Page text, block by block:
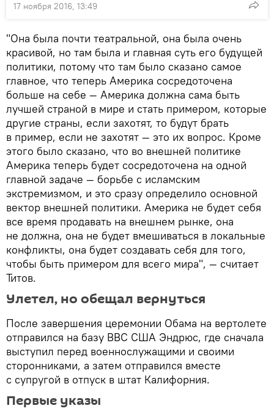
17 ноября 2016, 13:49
"Она была почти театральной, она была очень
красивой, но там была и главная суть его будущей
политики, потому что там было сказано самое
главное, что теперь Америка сосредоточена
больше на себе — Америка должна сама быть
лучшей страной в мире и стать примером, которые
другие страны, если захотят, то будут брать
в пример, если не захотят — это их вопрос. Кроме
этого было сказано, что во внешней политике
Америка теперь будет сосредоточена на одной
главной задаче — борьбе с исламским
экстремизмом, и это сразу определило основной
вектор внешней политики. Америка не будет себя
все время продавать на внешнем рынке, она
не должна, она не будет вмешиваться в локальные
конфликты, она будет создавать себя для того,
чтобы быть примером для всего мира", — считает
Титов.
Улетел, но обещал вернуться
После завершения церемонии Обама на вертолете
отправился на базу ВВС США Эндрюс, где сначала
выступил перед военнослужащими и своими
сторонниками, а затем отправился вместе
с супругой в отпуск в штат Калифорния.
Первые указы